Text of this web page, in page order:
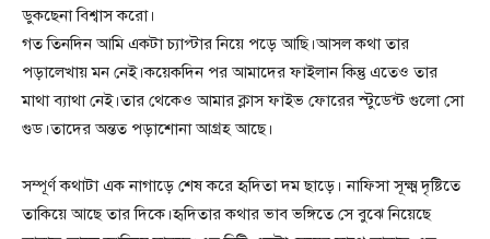
ডুকছেনা বিশ্বাস করো।
গত তিনদিন আমি একটা চ্যাপ্টার নিয়ে পড়ে আছি।আসল কথা তার
পড়ালেখায় মন নেই।কয়েকদিন পর আমাদের ফাইলান কিন্তু এতেও তার
মাথা ব্যাথা নেই।তার থেকেও আমার ক্লাস ফাইভ ফোরের স্টুডেন্ট গুলো সো
গুড।তাদের অন্তত পড়াশোনা আগ্রহ আছে।
সম্পূর্ণ কথাটা এক নাগাড়ে শেষ করে হৃদিতা দম ছাড়ে। নাফিসা সূক্ষ্ম দৃষ্টিতে
তাকিয়ে আছে তার দিকে।হৃদিতার কথার ভাব ভঙ্গিতে সে বুঝে নিয়েছে